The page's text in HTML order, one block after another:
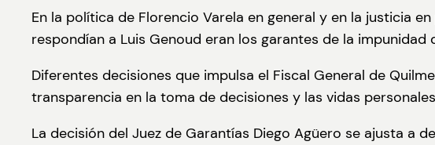
En la política de Florencio Varela en general y en la justicia
respondían a Luis Genoud eran los garantes de la impunidad
Diferentes decisiones que impulsa el Fiscal General de
transparencia en la toma de decisiones y las vidas
La decisión del Juez de Garantías Diego Agüero se ajusta a